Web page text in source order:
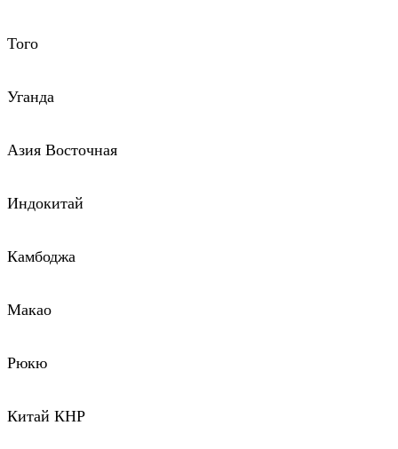
Того
Уганда
Азия Восточная
Индокитай
Камбоджа
Макао
Рюкю
Китай КНР